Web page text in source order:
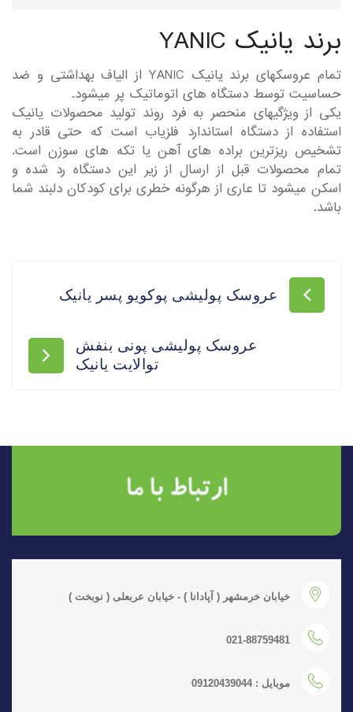
برند یانیک YANIC
تمام عروسکهای برند یانیک YANIC از الیاف بهداشتی و ضد
حساسیت توسط دستگاه های اتوماتیک پر میشود.
یکی از ویژگیهای منحصر به فرد روند تولید محصولات یانیک
استفاده از دستگاه استاندارد فلزیاب است که حتی قادر به
تشخیص ریزترین براده های آهن یا تکه های سوزن است.
تمام محصولات قبل از ارسال از زیر این دستگاه رد شده و
اسکن میشود تا عاری از هرگونه خطری برای کودکان دلبند شما
باشد.
عروسک پولیشی پوکویو پسر یانیک
عروسک پولیشی پونی بنفش
توالایت یانیک
خیابان خرمشهر ( آپادانا ) - خیابان عربعلی ( نوبخت )
021-88759481
موبایل : 09120439044